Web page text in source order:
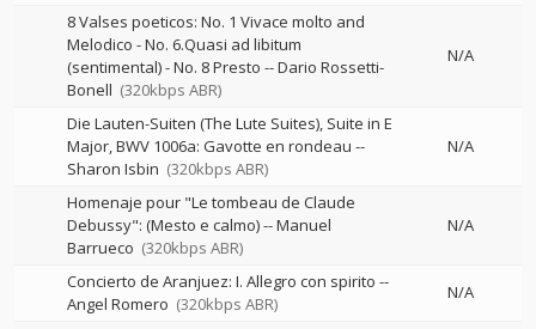
8 Valses poeticos: No. 1 Vivace molto and
Melodico - No. 6.Quasi ad libitum
(sentimental) - No. 8 Presto --Dario Rossetti-
Bonell (320kbps ABR)
N/A
Die Lauten-Suiten (The Lute Suites), Suite in E
Major, BWV 1006a: Gavotte en rondeau --
Sharon Isbin (320kbps ABR)
N/A
Homenaje pour "Le tombeau de Claude
Debussy": (Mesto e calmo)--Manuel
Barrueco (320kbps ABR)
N/A
Concierto de Aranjuez: I. Allegro con spirito --
Angel Romero (320kbps ABR)
N/A